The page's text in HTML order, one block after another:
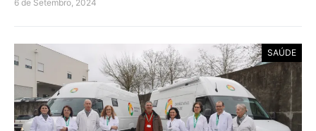
6 de Setembro, 2024
SAÚDE